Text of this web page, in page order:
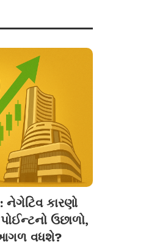
કારણો
ઉછાળો,
વધશે?